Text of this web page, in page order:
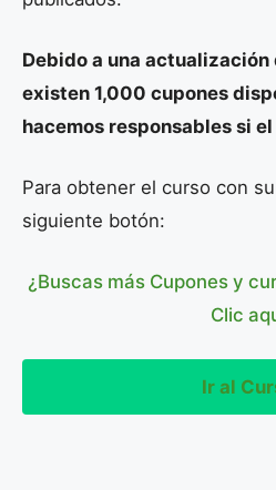
Debido a una actualización
existen 1,000 cupones
hacemos responsables si
Para obtener el curso con
siguiente botón:
¿Buscas más Cupones y
Clic
Ir al